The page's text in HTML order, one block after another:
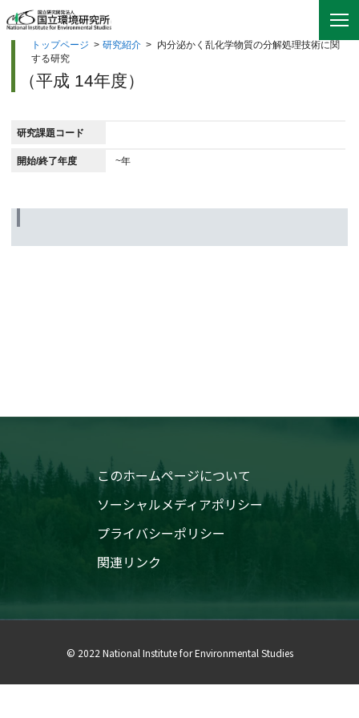
トップページ > 研究紹介 > 内分泌かく乱化学物質の分解処理技術に関
する研究
（平成 14年度）
研究課題コード
開始/終了年度 ~年
このホームページについて
ソーシャルメディアポリシー
プライバシーポリシー
関連リンク
© 2022 National Institute for Environmental Studies